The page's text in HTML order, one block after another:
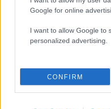
Google for online
I want to allow Google to
personalized advertising.
CONFIRM